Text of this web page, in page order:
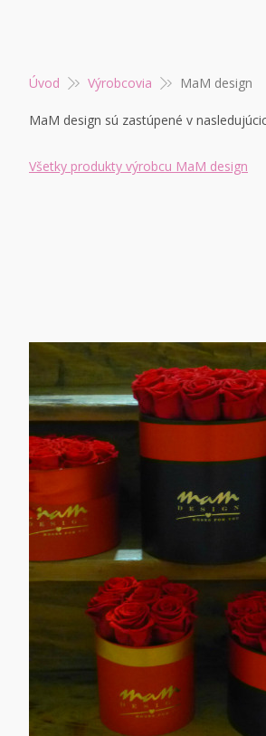
Úvod Výrobcovia MaM design
MaM design sú zastúpené v
Všetky produkty výrobcu MaM design